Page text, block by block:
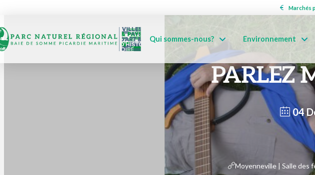
Marchés
Qui sommes-nous? Environnement
PARLEZ
04
Moyenneville | Salle des